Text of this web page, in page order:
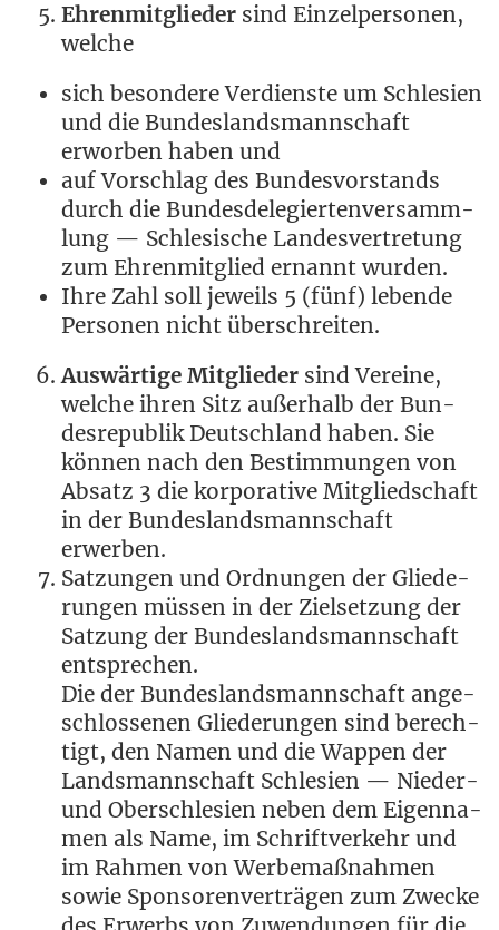
Ehren­mit­glie­der sind Ein­zel­per­so­nen,
welche
sich beson­de­re Ver­diens­te um Schle­si­en
und die Bun­des­lands­mann­schaft
erwor­ben haben und
auf Vor­schlag des Bun­des­vor­stands
durch die Bun­des­de­le­gier­ten­ver­samm­
lung — Schle­si­sche Lan­des­ver­tre­tung
zum Ehren­mit­glied ernannt wurden.
Ihre Zahl soll jeweils 5 (fünf) leben­de
Per­so­nen nicht überschreiten.
Aus­wär­ti­ge Mit­glie­der sind Ver­ei­ne,
wel­che ihren Sitz außer­halb der Bun­
des­re­pu­blik Deutsch­land haben. Sie
kön­nen nach den Bestim­mun­gen von
Absatz 3 die kor­po­ra­ti­ve Mit­glied­schaft
in der Bun­des­lands­mann­schaft
erwerben.
Sat­zun­gen und Ord­nun­gen der Glie­de­
run­gen müs­sen in der Ziel­set­zung der
Sat­zung der Bun­des­lands­mann­schaft
entsprechen.
Die der Bun­des­lands­mann­schaft ange­
schlos­se­nen Glie­de­run­gen sind berech­
tigt, den Namen und die Wap­pen der
Lands­mann­schaft Schle­si­en — Nie­der-
und Ober­schle­si­en neben dem Eigen­na­
men als Name, im Schrift­ver­kehr und
im Rah­men von Wer­be­maß­nah­men
sowie Spon­so­ren­ver­trä­gen zum Zwe­cke